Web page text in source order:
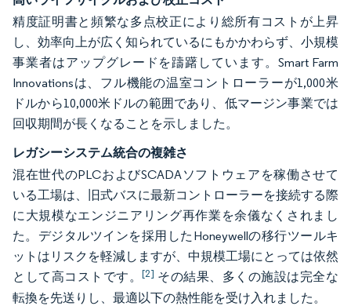
精度証明書と頻繁な多点校正により総所有コストが上昇
し、効率向上が広く知られているにもかかわらず、小規模
事業者はアップグレードを躊躇しています。Smart Farm
Innovationsは、フル機能の温室コントローラーが1,000米
ドルから10,000米ドルの範囲であり、低マージン事業では
回収期間が長くなることを示しました。
レガシーシステム統合の複雑さ
混在世代のPLCおよびSCADAソフトウェアを稼働させて
いる工場は、旧式バスに最新コントローラーを接続する際
に大規模なエンジニアリング再作業を余儀なくされまし
た。デジタルツインを採用したHoneywellの移行ツールキ
ットはリスクを軽減しますが、中規模工場にとっては依然
として高コストです。[2] その結果、多くの施設は完全な
転換を先送りし、最適以下の熱性能を受け入れました。